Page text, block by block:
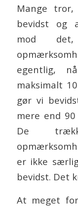
Mange
bevidst og
mod
egentlig,
maksimalt
gør vi
mere end
De
er ikke
bevidst. Det
At meget